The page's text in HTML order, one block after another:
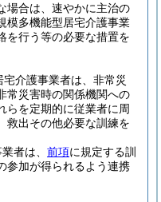
場合は、速やかに主治の
模多機能型居宅介護事業
を行う等の必要な措置を
介護事業者は、非常災
常災害時の関係機関への
らを定期的に従業者に周
救出その他必要な訓練を
者は、 前項に規定する訓
参加が得られるよう連携